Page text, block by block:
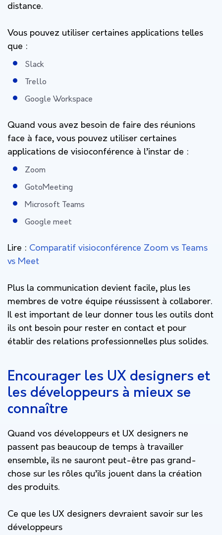
distance.
Vous pouvez utiliser certaines applications telles
que :
Slack
Trello
Google Workspace
Quand vous avez besoin de faire des réunions
face à face, vous pouvez utiliser certaines
applications de visioconférence à l’instar de :
Zoom
GotoMeeting
Microsoft Teams
Google meet
Lire : Comparatif visioconférence Zoom vs Teams
vs Meet
Plus la communication devient facile, plus les
membres de votre équipe réussissent à collaborer.
Il est important de leur donner tous les outils dont
ils ont besoin pour rester en contact et pour
établir des relations professionnelles plus solides.
Encourager les UX designers et
les développeurs à mieux se
connaître
Quand vos développeurs et UX designers ne
passent pas beaucoup de temps à travailler
ensemble, ils ne sauront peut-être pas grand-
chose sur les rôles qu’ils jouent dans la création
des produits.
Ce que les UX designers devraient savoir sur les
développeurs